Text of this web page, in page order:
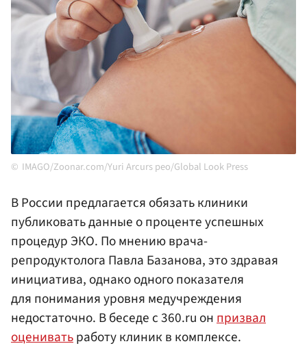
IMAGO/Zoonar.com/Yuri Arcurs peo/Global Look Press
В России предлагается обязать клиники
публиковать данные о проценте успешных
процедур ЭКО. По мнению врача-
репродуктолога Павла Базанова, это здравая
инициатива, однако одного показателя
для понимания уровня медучреждения
недостаточно. В беседе с 360.ru онпризвал
оцениватьработу клиник в комплексе.